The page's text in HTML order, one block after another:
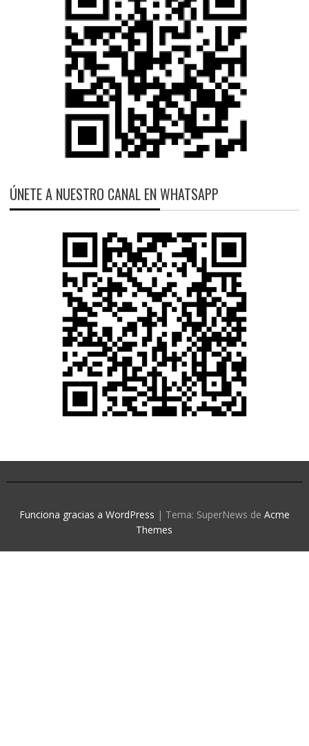
ÚNETE A NUESTRO CANAL EN WHATSAPP
Funciona gracias a WordPress | Tema: SuperNews de Acme
Themes